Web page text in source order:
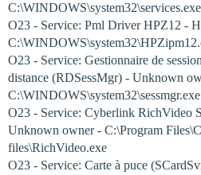
C:\WINDOWS\system32\services.exe
O23 - Service: Pml Driver HPZ12 -
O23 - Service: Gestionnaire de
distance (RDSessMgr) - Unknown
C:\WINDOWS\system32\sessmgr.exe
O23 - Service: Cyberlink RichVideo
Unknown owner - C:\Program
files\RichVideo.exe
O23 - Service: Carte à puce